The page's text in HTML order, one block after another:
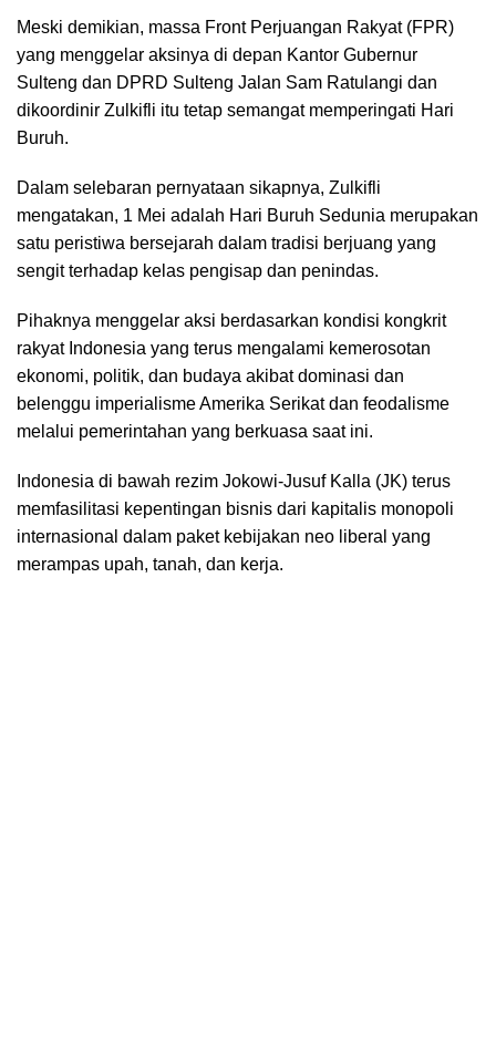
Meski demikian, massa Front Perjuangan Rakyat (FPR)
yang menggelar aksinya di depan Kantor Gubernur
Sulteng dan DPRD Sulteng Jalan Sam Ratulangi dan
dikoordinir Zulkifli itu tetap semangat memperingati Hari
Buruh.
Dalam selebaran pernyataan sikapnya, Zulkifli
mengatakan, 1 Mei adalah Hari Buruh Sedunia merupakan
satu peristiwa bersejarah dalam tradisi berjuang yang
sengit terhadap kelas pengisap dan penindas.
Pihaknya menggelar aksi berdasarkan kondisi kongkrit
rakyat Indonesia yang terus mengalami kemerosotan
ekonomi, politik, dan budaya akibat dominasi dan
belenggu imperialisme Amerika Serikat dan feodalisme
melalui pemerintahan yang berkuasa saat ini.
Indonesia di bawah rezim Jokowi-Jusuf Kalla (JK) terus
memfasilitasi kepentingan bisnis dari kapitalis monopoli
internasional dalam paket kebijakan neo liberal yang
merampas upah, tanah, dan kerja.